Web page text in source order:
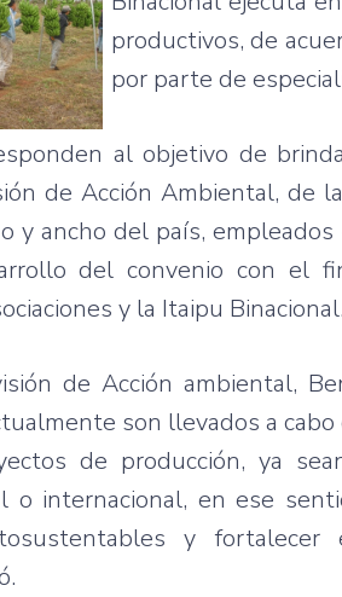
productivos, de
por parte de
alobjetivo de
de Acción Ambiental, de la
y ancho del país,empleados
delconvenio con el
y la Itaipu Binacional.
de Acción ambiental,
son llevados a cabo
de producción, ya
o internacional, enese
yfortalecer
.